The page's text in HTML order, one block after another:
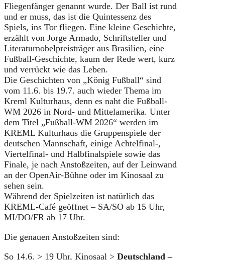
Fliegenfänger genannt wurde. Der Ball ist rund
und er muss, das ist die Quintessenz des
Spiels, ins Tor fliegen. Eine kleine Geschichte,
erzählt von Jorge Armado, Schriftsteller und
Literaturnobelpreisträger aus Brasilien, eine
Fußball-Geschichte, kaum der Rede wert, kurz
und verrückt wie das Leben.
Die Geschichten von „König Fußball“ sind
vom 11.6. bis 19.7. auch wieder Thema im
Kreml Kulturhaus, denn es naht die Fußball-
WM 2026 in Nord- und Mittelamerika. Unter
dem Titel „Fußball-WM 2026“ werden im
KREML Kulturhaus die Gruppenspiele der
deutschen Mannschaft, einige Achtelfinal-,
Viertelfinal- und Halbfinalspiele sowie das
Finale, je nach Anstoßzeiten, auf der Leinwand
an der OpenAir-Bühne oder im Kinosaal zu
sehen sein.
Während der Spielzeiten ist natürlich das
KREML-Café geöffnet – SA/SO ab 15 Uhr,
MI/DO/FR ab 17 Uhr.
Die genauen Anstoßzeiten sind:
So 14.6. > 19 Uhr, Kinosaal > Deutschland –